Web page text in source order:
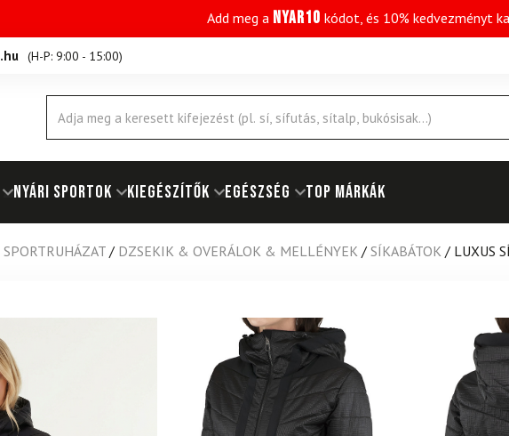
Add meg a NYAR10 kódot, és 10% kedvezményt
(H-P: 9:00 - 15:00)
Products
search
NYÁRI SPORTOK KIEGÉSZÍTŐK EGÉSZSÉG Top márkák
/ DZSEKIK & OVERÁLOK & MELLÉNYEK / SÍKABÁTOK / LUXUS